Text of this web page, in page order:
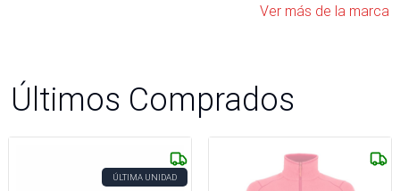
Ver más de la marca
Últimos Comprados
ÚLTIMA UNIDAD